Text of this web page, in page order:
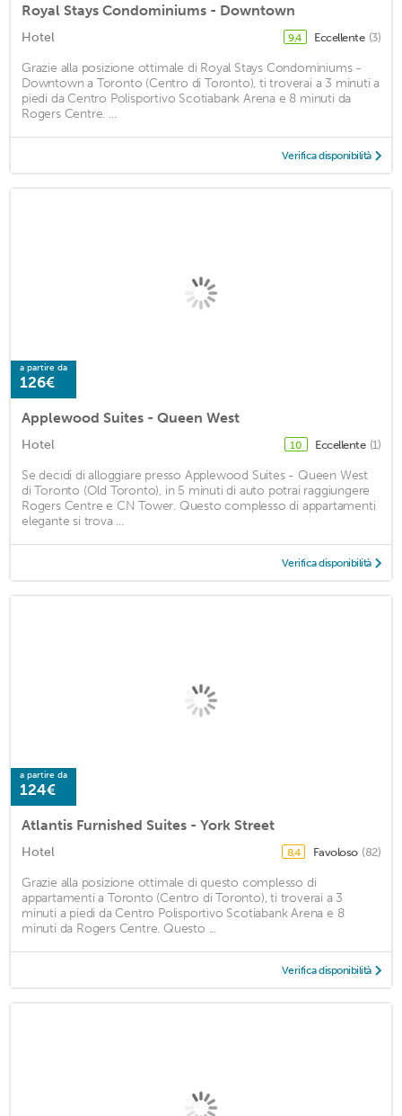
Royal Stays Condominiums - Downtown
Hotel 9,4 Eccellente (3)
Grazie alla posizione ottimale di Royal Stays Condominiums -
Downtown a Toronto (Centro di Toronto), ti troverai a 3 minuti a
piedi da Centro Polisportivo Scotiabank Arena e 8 minuti da
Rogers Centre. ...
Verifica disponibilità
a partire da
126€
Applewood Suites - Queen West
Hotel 10 Eccellente (1)
Se decidi di alloggiare presso Applewood Suites - Queen West
di Toronto (Old Toronto), in 5 minuti di auto potrai raggiungere
Rogers Centre e CN Tower. Questo complesso di appartamenti
elegante si trova ...
Verifica disponibilità
a partire da
124€
Atlantis Furnished Suites - York Street
Hotel 8,4 Favoloso (82)
Grazie alla posizione ottimale di questo complesso di
appartamenti a Toronto (Centro di Toronto), ti troverai a 3
minuti a piedi da Centro Polisportivo Scotiabank Arena e 8
minuti da Rogers Centre. Questo ...
Verifica disponibilità